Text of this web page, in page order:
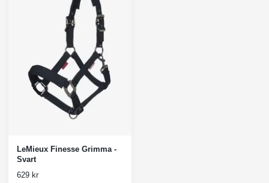
LeMieux Finesse Grimma -
Svart
629 kr